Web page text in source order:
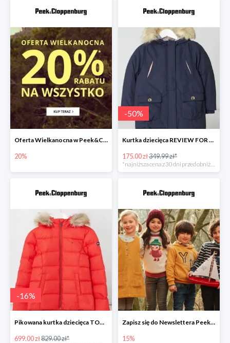
Oferta Wielkanocna w Peek&Cloppenburg do -20%
20%
-50%
Kurtka dziecięca REVIEW FOR KIDS -49%
175.00 zł349.99 zł*
*najniższa cena z 30 dni przed obniżką
-16%
Pikowana kurtka dziecięca TOMMY HILFIGER -15%
699.00 zł829.00 zł*
Zapisz się do Newslettera Peek&Cloppenburg i odbierz 15% zniżki
15%